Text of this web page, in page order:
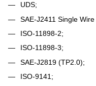
UDS;
SAE-J2411 Single
ISO-11898-2;
ISO-11898-3;
SAE-J2819 (TP2.0);
ISO-9141;